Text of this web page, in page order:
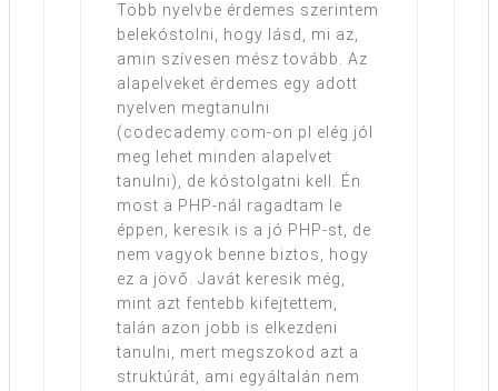
Több nyelvbe érdemes szerintem
belekóstolni, hogy lásd, mi az,
amin szívesen mész tovább. Az
alapelveket érdemes egy adott
nyelven megtanulni
(codecademy.com-on pl elég jól
meg lehet minden alapelvet
tanulni), de kóstolgatni kell. Én
most a PHP-nál ragadtam le
éppen, keresik is a jó PHP-st, de
nem vagyok benne biztos, hogy
ez a jövő. Javát keresik még,
mint azt fentebb kifejtettem,
talán azon jobb is elkezdeni
tanulni, mert megszokod azt a
struktúrát, ami egyáltalán nem